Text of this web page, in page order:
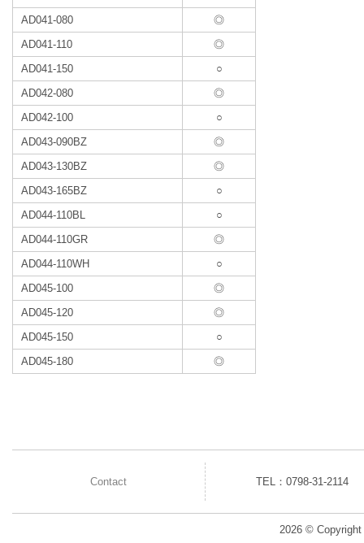
AD041-080
◎
AD041-110
◎
AD041-150
○
AD042-080
◎
AD042-100
○
AD043-090BZ
◎
AD043-130BZ
◎
AD043-165BZ
○
AD044-110BL
○
AD044-110GR
◎
AD044-110WH
○
AD045-100
◎
AD045-120
◎
AD045-150
○
AD045-180
◎
Contact TEL：0798-31-2114
2026 ©